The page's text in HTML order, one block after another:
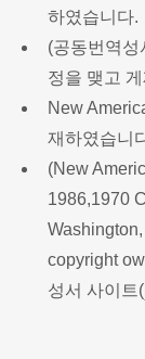
하였습니다.
(공동번역성
정을 맺고
New
재하였습니
(New
1986,1970
copyright
성서 사이트(